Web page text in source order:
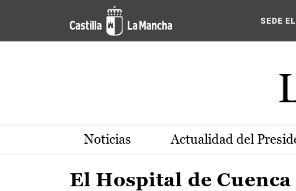
Pasar al contenido principal
Actualidad de la región de SEDE
Noticias Actualidad del
El Hospital de Cuenca